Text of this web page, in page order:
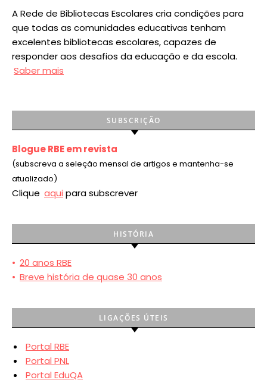
A Rede de Bibliotecas Escolares cria condições para
que todas as comunidades educativas tenham
excelentes bibliotecas escolares, capazes de
responder aos desafios da educação e da escola.
Saber mais
SUBSCRIÇÃO
Blogue RBE em revista
(subscreva a seleção mensal de artigos e mantenha-se
atualizado)
Clique aqui para subscrever
HISTÓRIA
• 20 anos RBE
• Breve história de quase 30 anos
LIGAÇÕES ÚTEIS
Portal RBE
Portal PNL
Portal EduQA